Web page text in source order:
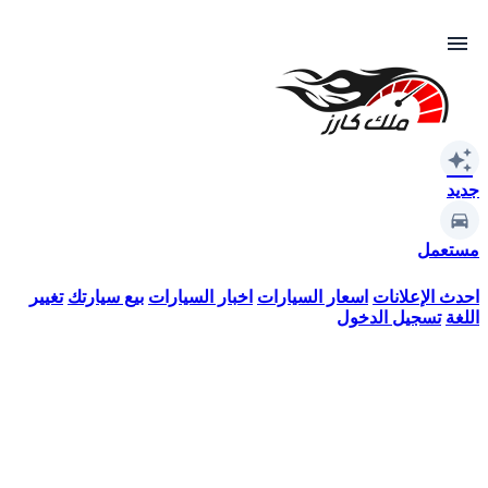
menu
auto_awesome
جديد
مستعمل
احدث الإعلانات اسعار السيارات اخبار السيارات بيع سيارتك تغيير
اللغة تسجيل الدخول